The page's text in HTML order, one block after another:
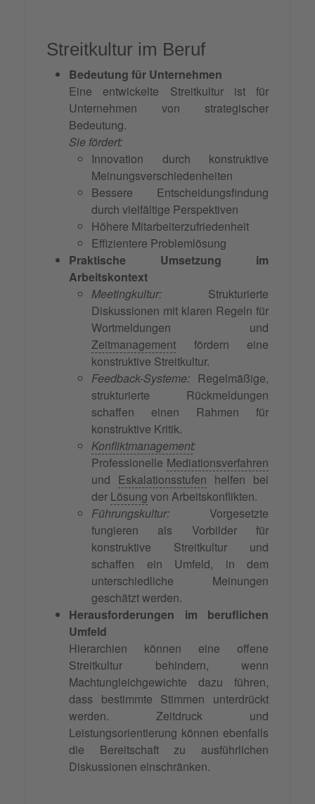
Streitkultur im Beruf
Bedeutung für Unternehmen
Eine entwickelte Streitkultur ist für
Unternehmen von strategischer
Bedeutung.
Sie fördert:
Innovation durch konstruktive
Meinungsverschiedenheiten
Bessere Entscheidungsfindung
durch vielfältige Perspektiven
Höhere Mitarbeiterzufriedenheit
Effizientere Problemlösung
Praktische Umsetzung im
Arbeitskontext
Meetingkultur: Strukturierte
Diskussionen mit klaren Regeln für
Wortmeldungen und
Zeitmanagement fördern eine
konstruktive Streitkultur.
Feedback-Systeme: Regelmäßige,
strukturierte Rückmeldungen
schaffen einen Rahmen für
konstruktive Kritik.
Konfliktmanagement:
Professionelle Mediationsverfahren
und Eskalationsstufen helfen bei
der Lösung von Arbeitskonflikten.
Führungskultur: Vorgesetzte
fungieren als Vorbilder für
konstruktive Streitkultur und
schaffen ein Umfeld, in dem
unterschiedliche Meinungen
geschätzt werden.
Herausforderungen im beruflichen
Umfeld
Hierarchien können eine offene
Streitkultur behindern, wenn
Machtungleichgewichte dazu führen,
dass bestimmte Stimmen unterdrückt
werden. Zeitdruck und
Leistungsorientierung können ebenfalls
die Bereitschaft zu ausführlichen
Diskussionen einschränken.